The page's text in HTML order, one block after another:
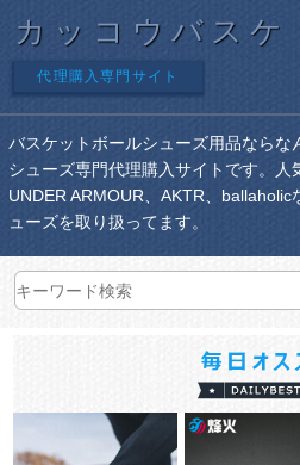
カッコウバスケ
代理購入専門サイト
バスケットボールシューズ用品ならな
シューズ専門代理購入サイトです。人
UNDER ARMOUR、AKTR、
ューズを取り扱ってます。